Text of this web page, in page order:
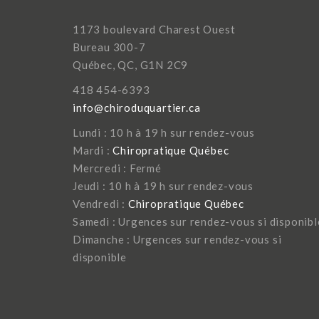
1173 boulevard Charest Ouest
Bureau 300-7
Québec, QC, G1N 2C9
418 454-6393
info@chiroduquartier.ca
Lundi : 10 h à 19 h sur rendez-vous
Mardi :Chiropratique Québec
Mercredi : Fermé
Jeudi : 10 h à 19 h sur rendez-vous
Vendredi : Chiropratique Québec
Samedi : Urgences sur rendez-vous si
Dimanche : Urgences sur rendez-vous si
disponible